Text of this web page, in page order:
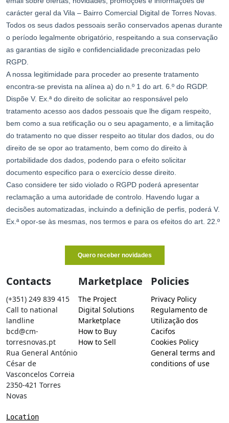
Contacts
(+351) 249 839 415
Call to national
landline
bcd@cm-
torresnovas.pt
Rua General António
César de
Vasconcelos Correia
2350-421 Torres
Novas
Location
Marketplace
The Project
Digital Solutions
Marketplace
How to Buy
How to Sell
Policies
Privacy Policy
Regulamento de
Utilização dos
Cacifos
Cookies Policy
General terms and
conditions of use